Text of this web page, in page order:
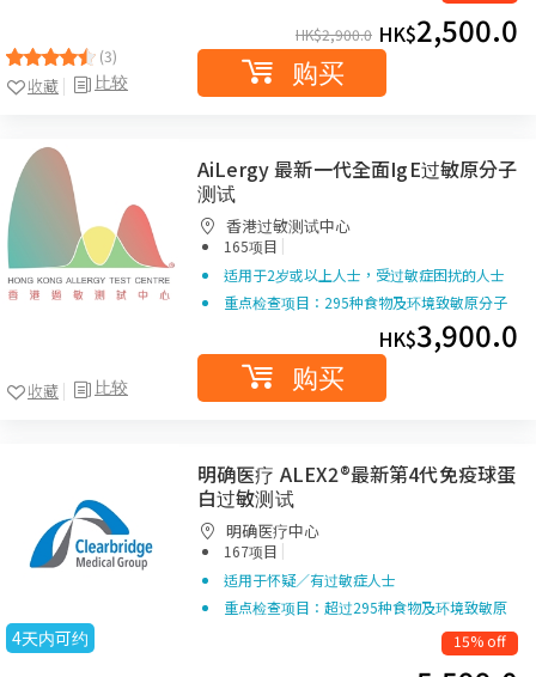
(3)
比较
收藏
HK$2,900.0 HK$2,500.0
购买
比较
收藏
AiLergy 最新一代全面IgE过敏原分子
测试
香港过敏测试中心
165项目 |
适用于2岁或以上人士，受过敏症困扰的人士
重点检查项目：295种食物及环境致敏原分子
HK$3,900.0
购买
4天内可约
明确医疗 ALEX2®最新第4代免疫球蛋
白过敏测试
明确医疗中心
167项目 |
适用于怀疑／有过敏症人士
重点检查项目：超过295种食物及环境致敏原
15% off